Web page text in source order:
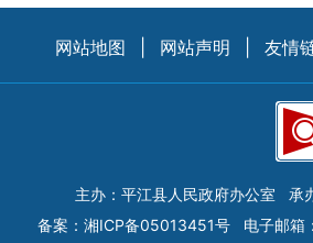
网站地图 网站声明 友情
主办：平江县人民政府办公室
承
备案： 湘ICP备05013451号 电子邮箱